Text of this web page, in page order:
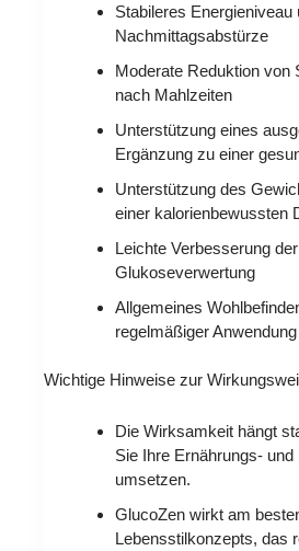
Stabileres Energieniveau
Nachmittagsabstürze
Moderate Reduktion von
nach Mahlzeiten
Unterstützung eines
Ergänzung zu einer
Unterstützung des
einer kalorienbewussten
Leichte Verbesserung
Glukoseverwertung
Allgemeines
regelmäßiger Anwendung
Wichtige Hinweise zur
Die Wirksamkeit hängt
Sie Ihre Ernährungs-
umsetzen.
GlucoZen wirkt am
Lebensstilkonzepts, das